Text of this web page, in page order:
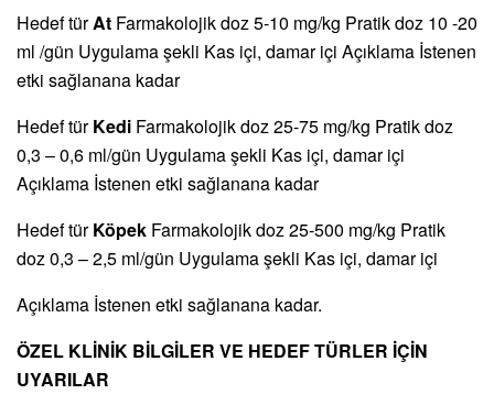
Hedef türAt Farmakolojik doz 5-10 mg/kg Pratik doz 10 -20
ml /gün Uygulama şekli Kas içi, damar içi Açıklama İstenen
etki sağlanana kadar
Hedef türKedi Farmakolojik doz 25-75 mg/kg Pratik doz
0,3 – 0,6 ml/gün Uygulama şekli Kas içi, damar içi
Açıklama İstenen etki sağlanana kadar
Hedef türKöpek Farmakolojik doz 25-500 mg/kg Pratik
doz 0,3 – 2,5 ml/gün Uygulama şekli Kas içi, damar içi
Açıklama İstenen etki sağlanana kadar.
ÖZEL KLİNİK BİLGİLER VE HEDEF TÜRLER İÇİN
UYARILAR